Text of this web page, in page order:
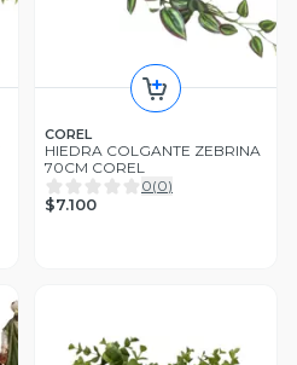
COREL
HIEDRA COLGANTE ZEBRINA
70CM COREL
0(0)
$7.100